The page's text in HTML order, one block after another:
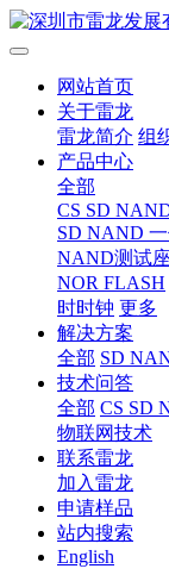
网站首页
关于雷龙
雷龙简介 组
产品中心
全部
CS SD
SD NAND
NAND测试座
NOR FLASH
时时钟 更多
解决方案
全部 SD
技术问答
全部 CS SD
物联网技术
联系雷龙
加入雷龙
申请样品
站内搜索
English